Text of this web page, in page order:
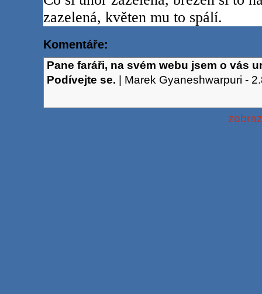
zazelená, květen mu to spálí.
Komentáře:
Pane faráři, na svém webu jsem o vás
Podívejte se. | Marek Gyaneshwarpuri -